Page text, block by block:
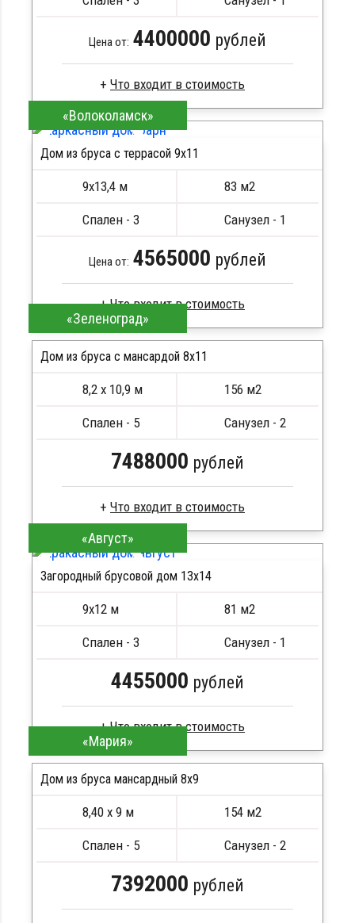
Цена от: 4400000 рублей
Брус камерной сушки
Стропила, балки 50х200 мм
Кровля металлочерепица
Сборка на березовые нагеля, джут
Металлические сваи 108 диаметр
ПОДРОБНЕЕ
«Волоколамск»
Дом из бруса с террасой 9х11
9х13,4 м 83 м2
Спален - 3 Санузел - 1
Цена от: 4565000 рублей
Клееный брус
Стропила, балки 50х200 мм
Метизы, саморезы, гвозди
Сборка на березовые нагеля, джут
ПОДРОБНЕЕ
«Зеленоград»
Дом из бруса с мансардой 8х11
8,2 х 10,9 м 156 м2
Спален - 5 Санузел - 2
7488000 рублей
Брус камерной сушки
Стропила, балки 50х200 мм
Кровля металлочерепица
Сборка на березовые нагеля, джут
Металлические сваи 108 диаметр
ПОДРОБНЕЕ
«Август»
Загородный брусовой дом 13х14
9х12 м 81 м2
Спален - 3 Санузел - 1
4455000 рублей
Брус камерной сушки
Стропила, балки 50х200 мм
Метизы, саморезы, гвозди
Сборка на березовые нагеля, джут
ПОДРОБНЕЕ
«Мария»
Дом из бруса мансардный 8x9
8,40 х 9 м 154 м2
Спален - 5 Санузел - 2
7392000 рублей